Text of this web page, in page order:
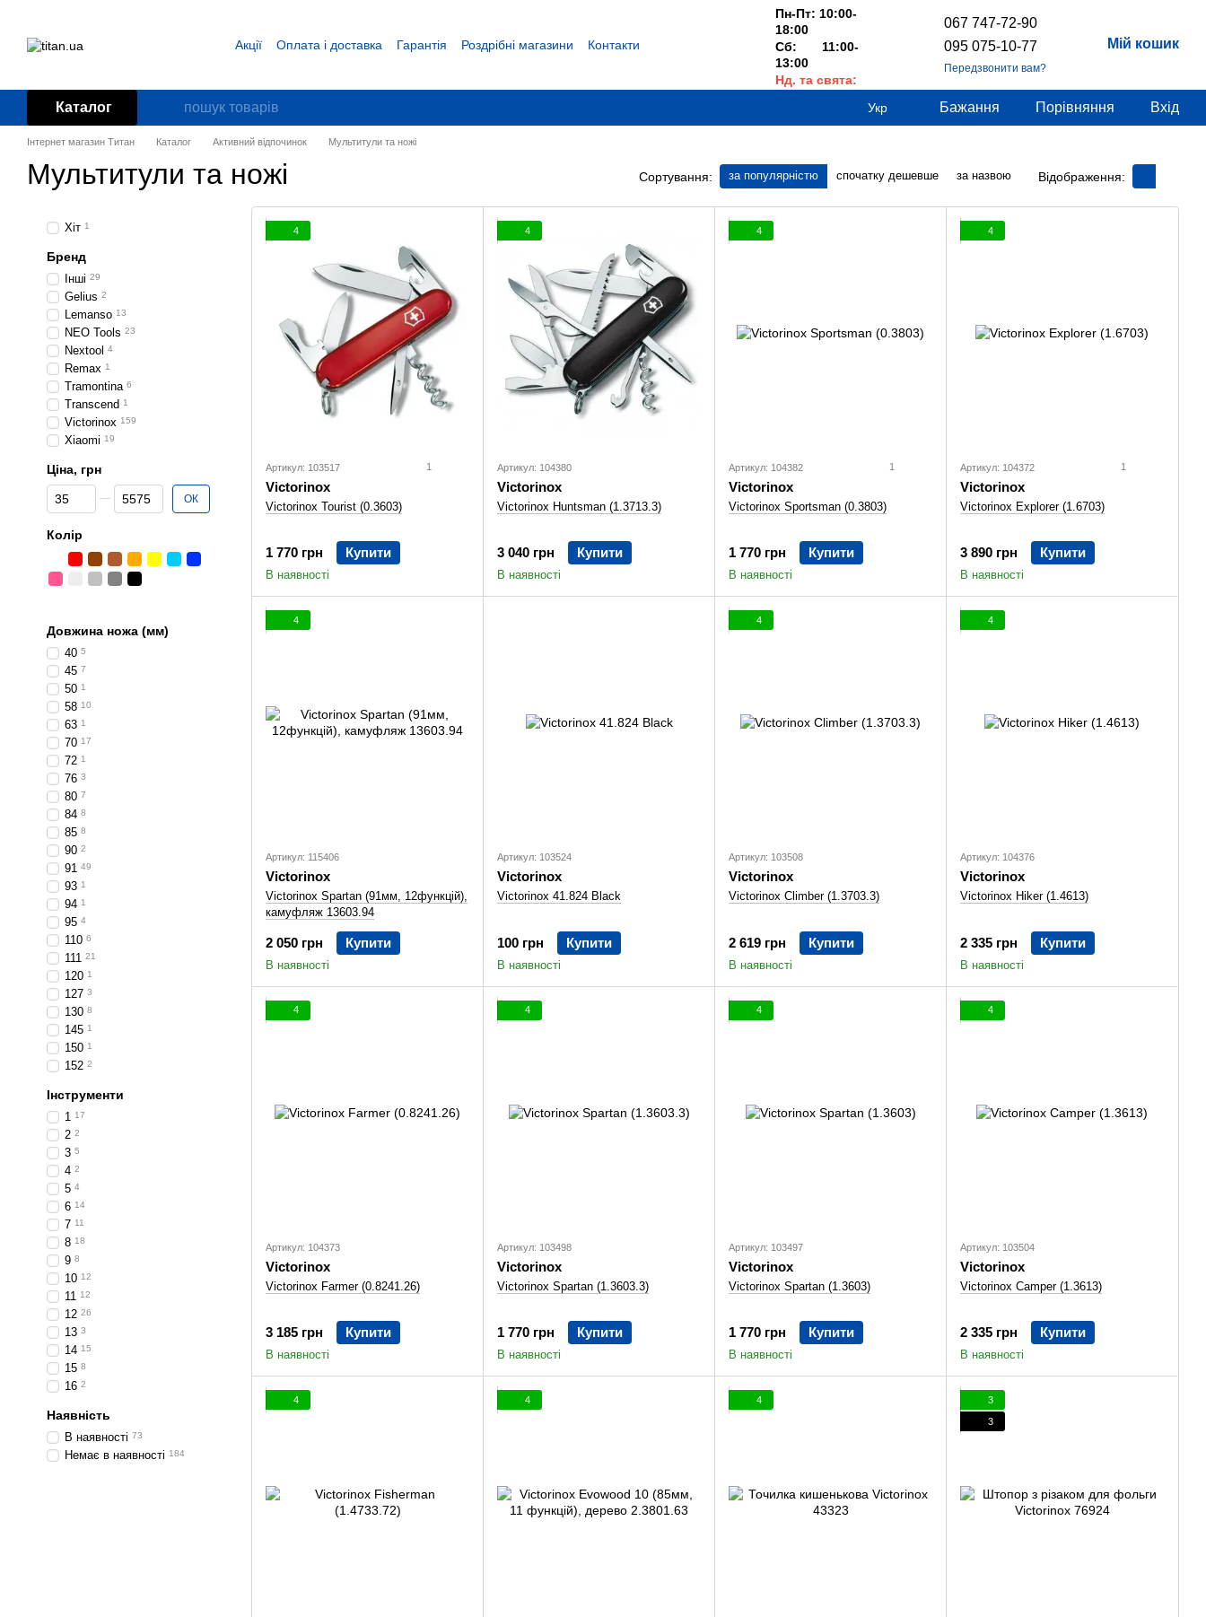
Акції Оплата і доставка Гарантія Роздрібні магазини
Контакти
Пн-Пт: 10:00-
18:00
Сб: 11:00-
13:00
Нд. та свята:
067 747-72-90
095 075-10-77
Передзвонити вам?
Мій кошик
Каталог Укр Бажання Порівняння Вхід
Інтернет магазин Титан Каталог Активний відпочинок Мультитули та ножі
Мультитули та ножі Сортування: за популярністю спочатку дешевше за назвою Відображення:
4
Артикул: 103517 1
Victorinox
Victorinox Tourist (0.3603)
1 770 грн Купити
В наявності
4
Артикул: 104380
Victorinox
Victorinox Huntsman (1.3713.3)
3 040 грн Купити
В наявності
4
Артикул: 104382 1
Victorinox
Victorinox Sportsman (0.3803)
1 770 грн Купити
В наявності
4
Артикул: 104372 1
Victorinox
Victorinox Explorer (1.6703)
3 890 грн Купити
В наявності
4
Артикул: 115406
Victorinox
Victorinox Spartan (91мм, 12функцій),
камуфляж 13603.94
2 050 грн Купити
В наявності
Артикул: 103524
Victorinox
Victorinox 41.824 Black
100 грн Купити
В наявності
4
Артикул: 103508
Victorinox
Victorinox Climber (1.3703.3)
2 619 грн Купити
В наявності
4
Артикул: 104376
Victorinox
Victorinox Hiker (1.4613)
2 335 грн Купити
В наявності
4
Артикул: 104373
Victorinox
Victorinox Farmer (0.8241.26)
3 185 грн Купити
В наявності
4
Артикул: 103498
Victorinox
Victorinox Spartan (1.3603.3)
1 770 грн Купити
В наявності
4
Артикул: 103497
Victorinox
Victorinox Spartan (1.3603)
1 770 грн Купити
В наявності
4
Артикул: 103504
Victorinox
Victorinox Camper (1.3613)
2 335 грн Купити
В наявності
4 4 4
3
3
Хіт 1
Бренд
Інші 29
Gelius 2
Lemanso 13
NEO Tools 23
Nextool 4
Remax 1
Tramontina 6
Transcend 1
Victorinox 159
Xiaomi 19
Ціна, грн
Від Ціна, грн
До Ціна, грн ОК
Колір
Довжина ножа (мм)
40 5
45 7
50 1
58 10
63 1
70 17
72 1
76 3
80 7
84 8
85 8
90 2
91 49
93 1
94 1
95 4
110 6
111 21
120 1
127 3
130 8
145 1
150 1
152 2
Інструменти
1 17
2 2
3 5
4 2
5 4
6 14
7 11
8 18
9 8
10 12
11 12
12 26
13 3
14 15
15 8
16 2
Наявність
В наявності 73
Немає в наявності 184